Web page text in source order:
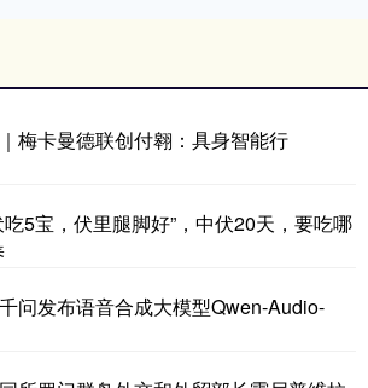
梅卡曼德联创付翱：具身智能行
5宝，伏里腿脚好”，中伏20天，要吃哪
问发布语音合成大模型Qwen-Audio-